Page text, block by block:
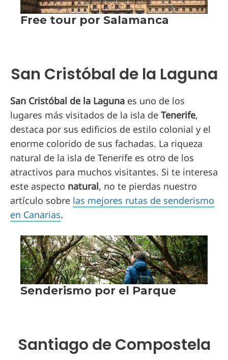
San Cristóbal de la Laguna
San Cristóbal de la Laguna es uno de los
lugares más visitados de la isla de Tenerife,
destaca por sus edificios de estilo colonial y el
enorme colorido de sus fachadas. La riqueza
natural de la isla de Tenerife es otro de los
atractivos para muchos visitantes. Si te interesa
este aspecto natural, no te pierdas nuestro
artículo sobre las mejores rutas de senderismo
en Canarias.
Santiago de Compostela